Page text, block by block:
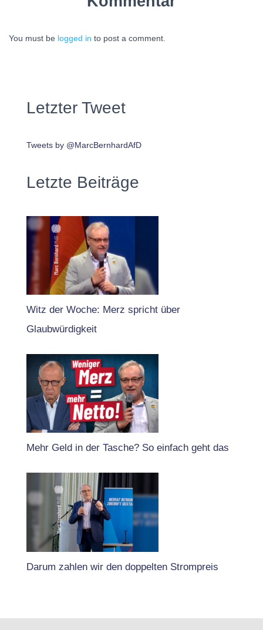
You must be logged in to post a comment.
Letzter Tweet
Tweets by @MarcBernhardAfD
Letzte Beiträge
Witz der Woche: Merz spricht über
Glaubwürdigkeit
Mehr Geld in der Tasche? So einfach geht das
Darum zahlen wir den doppelten Strompreis